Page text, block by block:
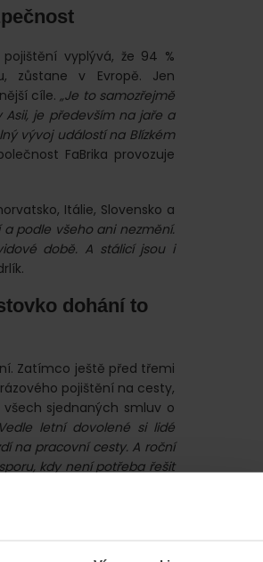
vyplývá, že 94 %
zůstane v Evropě. Jen
cíle.„Je to samozřejmě
je především na jaře a
vývoj událostí na Blízkém
FaBrika provozuje
Itálie, Slovensko a
podle všeho ani nezmění.
době. A stálicí jsou i
dohání to
Zatímco ještě před třemi
pojištění na cesty,
sjednaných smluv o
letní dovolené si lidé
na pracovní cesty. A roční
kdy není potřeba řešit